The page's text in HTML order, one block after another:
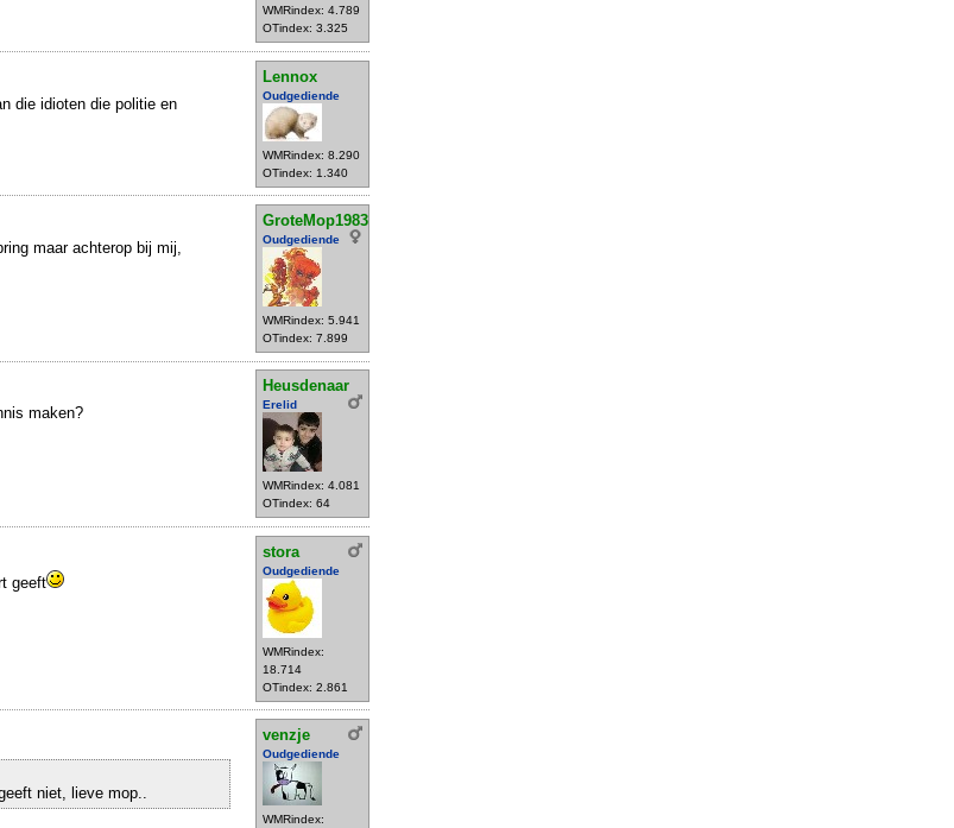
WMRindex: 4.789
OTindex: 3.325
Lennox
Oudgediende
WMRindex: 8.290
OTindex: 1.340
die idioten die politie en
GroteMop1983
Oudgediende
WMRindex: 5.941
OTindex: 7.899
maar achterop bij mij,
Heusdenaar
Erelid
WMRindex: 4.081
OTindex: 64
maken?
stora
Oudgediende
WMRindex:
18.714
OTindex: 2.861
geeft
venzje
Oudgediende
WMRindex:
niet, lieve mop..